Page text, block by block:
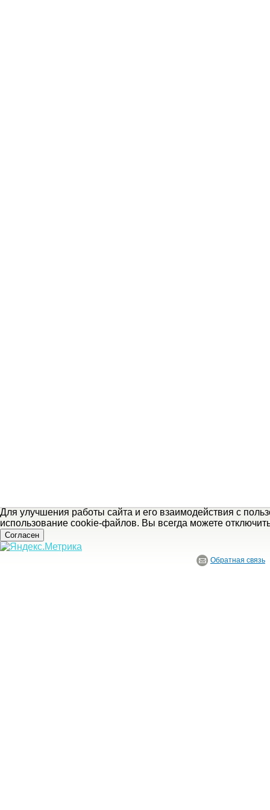
Для улучшения работы сайта и его взаимодействия с
использование cookie-файлов. Вы всегда можете
Согласен
Обратная связь